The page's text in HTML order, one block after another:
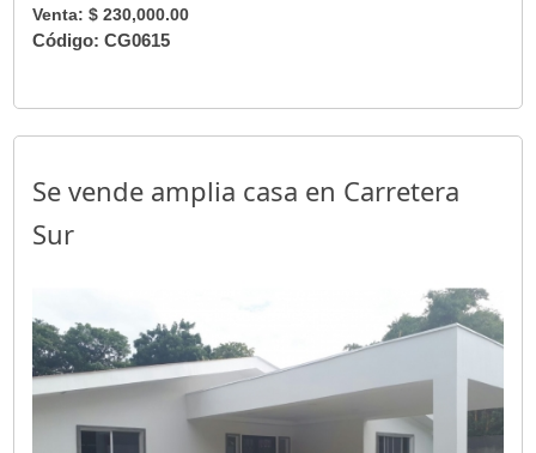
Venta: $ 230,000.00
Código: CG0615
Se vende amplia casa en Carretera
Sur